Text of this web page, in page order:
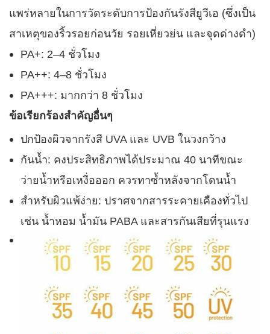
แพร่หลายในการวัดระดับการป้องกันรังสียูวีเอ (ซึ่งเป็น
สาเหตุของริ้วรอยก่อนวัย รอยเหี่ยวย่น และจุดด่างดำ)
PA+: 2–4 ชั่วโมง
PA++: 4–8 ชั่วโมง
PA+++: มากกว่า 8 ชั่วโมง
ข้อเรียกร้องสำคัญอื่นๆ
ปกป้องผิวจากรังสี UVA และ UVB ในวงกว้าง
กันน้ำ: คงประสิทธิภาพได้ประมาณ 40 นาทีขณะ
ว่ายน้ำหรือเหงื่อออก ควรทาซ้ำหลังจากโดนน้ำ
สำหรับผิวแพ้ง่าย: ปราศจากสารระคายเคืองทั่วไป
เช่น น้ำหอม น้ำมัน PABA และสารกันเสียที่รุนแรง